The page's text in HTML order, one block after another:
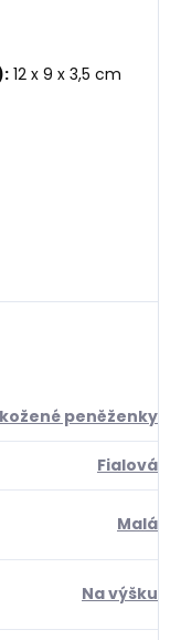
12 x 9 x 3,5 cm
peněženky
Fialová
Malá
Na výšku